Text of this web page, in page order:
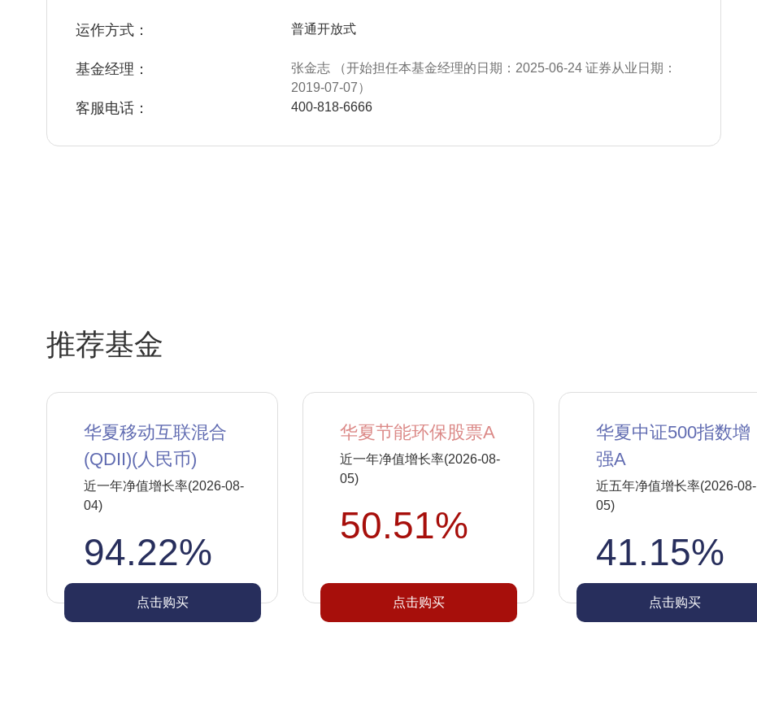
运作方式： 普通开放式
基金经理：
张金志 （开始担任本基金经理的日期：2025-06-24 证券从业日期：
2019-07-07）
客服电话： 400-818-6666
推荐基金
华夏移动互联混合
(QDII)(人民币)
近一年净值增长率(2026-08-
04)
94.22%
点击购买
华夏节能环保股票A
近一年净值增长率(2026-08-
05)
50.51%
点击购买
华夏中证500指数增
强A
近五年净值增长率(2026-08-
05)
41.15%
点击购买